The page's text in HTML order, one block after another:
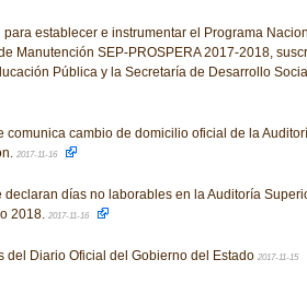
establecer e instrumentar el Programa
Manutención SEP-PROSPERA 2017-2018,
Pública y la Secretaría de Desarrollo
comunica cambio de domicilio oficial de la
2017-11-16
declaran días no laborables en la Auditoría
2018. 2017-11-16
del Diario Oficial del Gobierno del Estado 2017-11-15